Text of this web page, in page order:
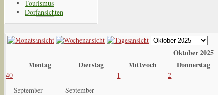
Tourismus
Dorfansichten
Oktober 2025
Montag
Dienstag Mittwoch Donnerstag
40
September
September
1 2